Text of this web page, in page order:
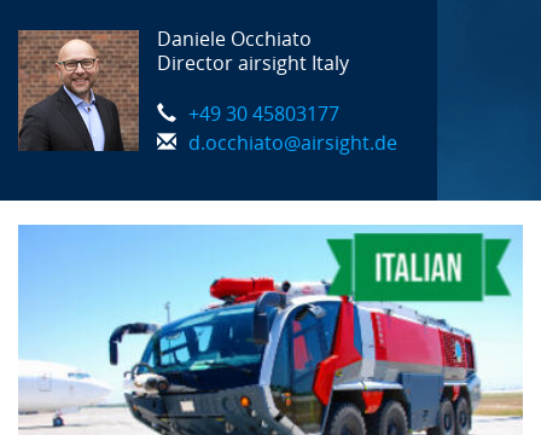
Daniele Occhiato
Director airsight Italy
+49 30 45803177
d.occhiato@airsight.de